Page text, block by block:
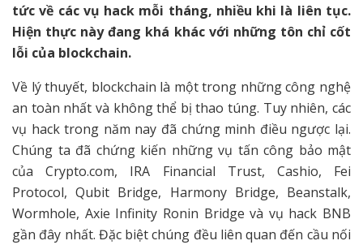
tức về các vụ hack mỗi tháng, nhiều khi là liên tục.
Hiện thực này đang khá khác với những tôn chỉ cốt
lỗi của blockchain.
Về lý thuyết, blockchain là một trong những công nghệ
an toàn nhất và không thể bị thao túng. Tuy nhiên, các
vụ hack trong năm nay đã chứng minh điều ngược lại.
Chúng ta đã chứng kiến những vụ tấn công bảo mật
của Crypto.com, IRA Financial Trust, Cashio, Fei
Protocol, Qubit Bridge, Harmony Bridge, Beanstalk,
Wormhole, Axie Infinity Ronin Bridge và vụ hack BNB
gần đây nhất. Đặc biệt chúng đều liên quan đến cầu nối